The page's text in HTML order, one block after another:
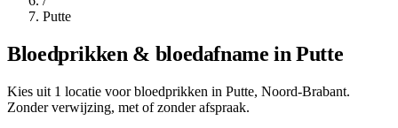
Putte
Bloedprikken & bloedafname in Putte
Kies uit 1 locatie voor bloedprikken in Putte, Noord-Brabant.
Zonder verwijzing, met of zonder afspraak.